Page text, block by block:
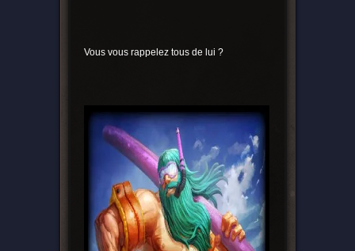
Vous vous rappelez tous de lui ?